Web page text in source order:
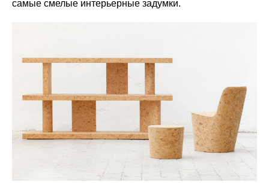
самые смелые интерьерные задумки.